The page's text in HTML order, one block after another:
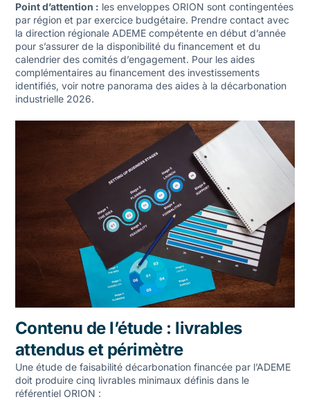
Point d’attention : les enveloppes ORION sont contingentées
par région et par exercice budgétaire. Prendre contact avec
la direction régionale ADEME compétente en début d’année
pour s’assurer de la disponibilité du financement et du
calendrier des comités d’engagement. Pour les aides
complémentaires au financement des investissements
identifiés, voir notre panorama des aides à la décarbonation
industrielle 2026.
Contenu de l’étude : livrables
attendus et périmètre
Une étude de faisabilité décarbonation financée par l’ADEME
doit produire cinq livrables minimaux définis dans le
référentiel ORION :